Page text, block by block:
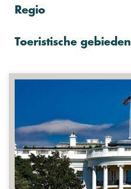
Regio
Toeristische gebieden